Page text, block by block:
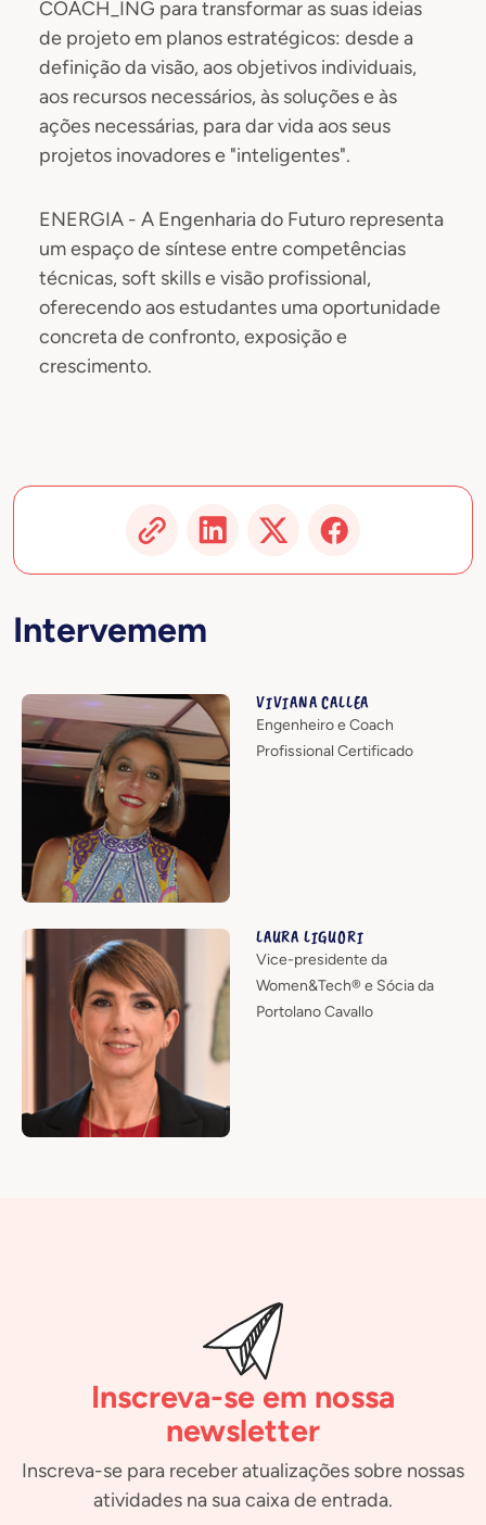
COACH_ING para transformar as suas ideias
de projeto em planos estratégicos: desde a
definição da visão, aos objetivos individuais,
aos recursos necessários, às soluções e às
ações necessárias, para dar vida aos seus
projetos inovadores e "inteligentes".
ENERGIA - A Engenharia do Futuro representa
um espaço de síntese entre competências
técnicas, soft skills e visão profissional,
oferecendo aos estudantes uma oportunidade
concreta de confronto, exposição e
crescimento.
Intervemem
VIVIANA CALLEA
Engenheiro e Coach
Profissional Certificado
LAURA LIGUORI
Vice-presidente da
Women&Tech® e Sócia da
Portolano Cavallo
Inscreva-se em nossa
newsletter
Inscreva-se para receber atualizações sobre nossas
atividades na sua caixa de entrada.